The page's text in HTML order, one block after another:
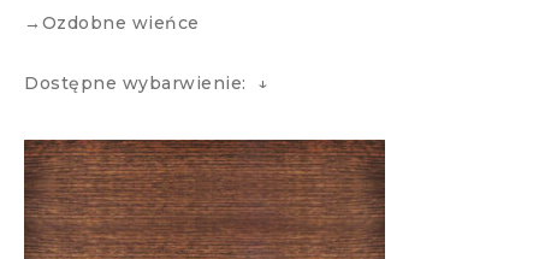
→Ozdobne wieńce
Dostępne wybarwienie: ↓